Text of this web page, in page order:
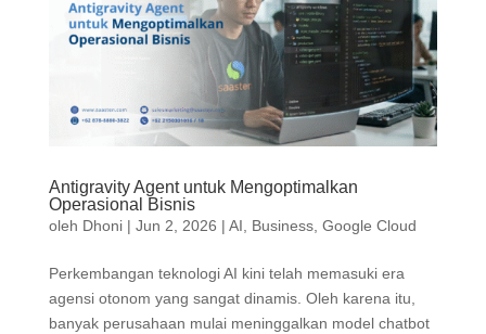
Antigravity Agent untuk Mengoptimalkan
Operasional Bisnis
oleh Dhoni| Jun 2, 2026 | AI, Business, Google Cloud
Perkembangan teknologi AI kini telah memasuki era
agensi otonom yang sangat dinamis. Oleh karena itu,
banyak perusahaan mulai meninggalkan model chatbot